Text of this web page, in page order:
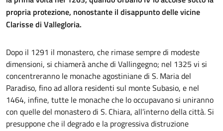
propria protezione, nonostante il disappunto delle vicine
Clarisse di Vallegloria.
Dopo il 1291 il monastero, che rimase sempre di modeste
dimensioni, si chiamerà anche di Vallingegno; nel 1325 vi si
concentreranno le monache agostiniane di S. Maria del
Paradiso, fino ad allora residenti sul monte Subasio, e nel
1464, infine, tutte le monache che lo occupavano si uniranno
con quelle del monastero di S. Chiara, all’interno della città. Si
presuppone che il degrado e la progressiva distruzione